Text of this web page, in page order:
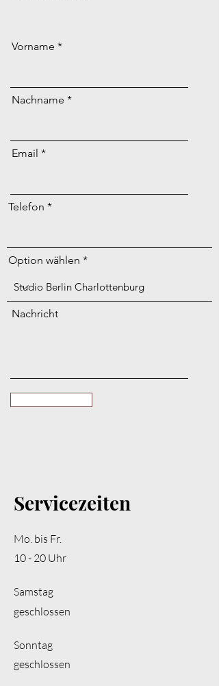
Vorname
Nachname
Email
Telefon
Option wählen
Nachricht
Servicezeiten
Mo. bis Fr.
10 - 20 Uhr
Samstag
geschlossen
​Sonntag
geschlossen